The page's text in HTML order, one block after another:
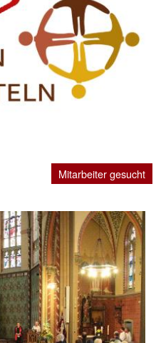
Mitarbeiter gesucht